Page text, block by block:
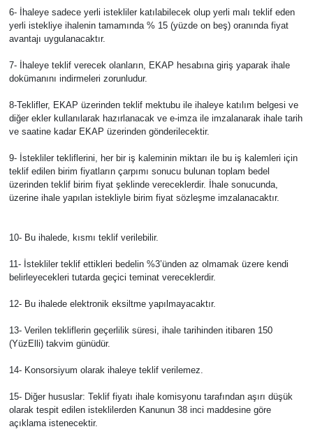
6- İhaleye sadece yerli istekliler katılabilecek olup yerli malı teklif eden
yerli istekliye ihalenin tamamında % 15 (yüzde on beş) oranında fiyat
avantajı uygulanacaktır.
7- İhaleye teklif verecek olanların, EKAP hesabına giriş yaparak ihale
dokümanını indirmeleri zorunludur.
8-Teklifler, EKAP üzerinden teklif mektubu ile ihaleye katılım belgesi ve
diğer ekler kullanılarak hazırlanacak ve e-imza ile imzalanarak ihale tarih
ve saatine kadar EKAP üzerinden gönderilecektir.
9- İstekliler tekliflerini, her bir iş kaleminin miktarı ile bu iş kalemleri için
teklif edilen birim fiyatların çarpımı sonucu bulunan toplam bedel
üzerinden teklif birim fiyat şeklinde vereceklerdir. İhale sonucunda,
üzerine ihale yapılan istekliyle birim fiyat sözleşme imzalanacaktır.
10- Bu ihalede, kısmı teklif verilebilir.
11- İstekliler teklif ettikleri bedelin %3’ünden az olmamak üzere kendi
belirleyecekleri tutarda geçici teminat vereceklerdir.
12- Bu ihalede elektronik eksiltme yapılmayacaktır.
13- Verilen tekliflerin geçerlilik süresi, ihale tarihinden itibaren 150
(YüzElli) takvim günüdür.
14- Konsorsiyum olarak ihaleye teklif verilemez.
15- Diğer hususlar: Teklif fiyatı ihale komisyonu tarafından aşırı düşük
olarak tespit edilen isteklilerden Kanunun 38 inci maddesine göre
açıklama istenecektir.